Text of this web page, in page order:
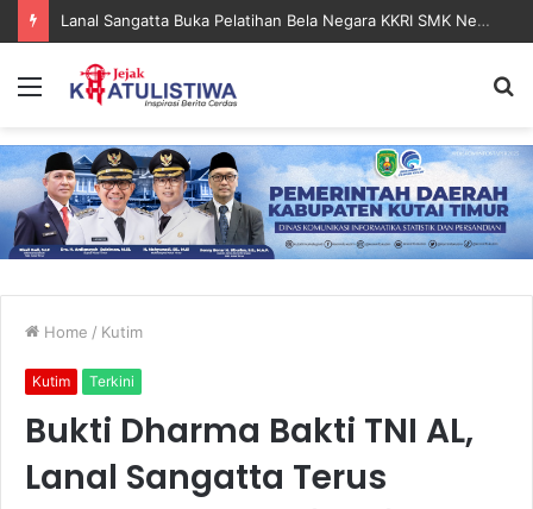
Lanal Sangatta Buka Pelatihan Bela Negara KKRI SMK Negeri 2 Bontang
Menu
Home / Kutim
Kutim Terkini
Bukti Dharma Bakti TNI AL,
Lanal Sangatta Terus